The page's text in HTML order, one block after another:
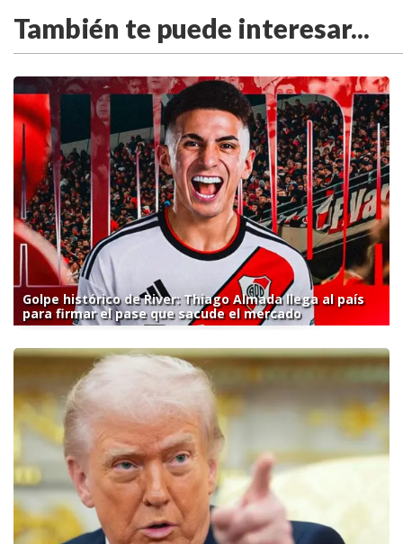
También te puede interesar...
Golpe histórico de River: Thiago Almada llega al país
para firmar el pase que sacude el mercado